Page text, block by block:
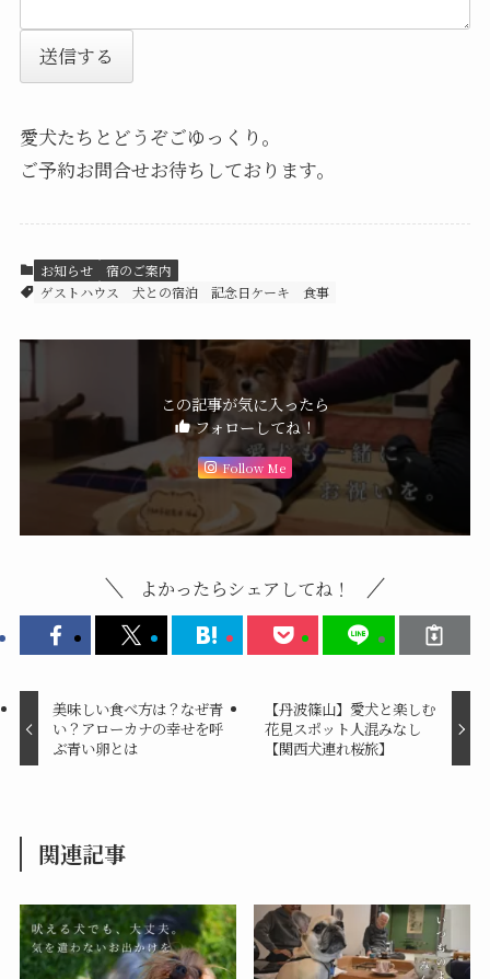
送信する
愛犬たちとどうぞごゆっくり。
ご予約お問合せお待ちしております。
お知らせ
宿のご案内
ゲストハウス
犬との宿泊 記念日ケーキ 食事
この記事が気に入ったら
フォローしてね！
Follow Me
よかったらシェアしてね！
美味しい食べ方は？なぜ青
い？アローカナの幸せを呼
ぶ青い卵とは
【丹波篠山】愛犬と楽しむ
花見スポット人混みなし
【関西犬連れ桜旅】
関連記事